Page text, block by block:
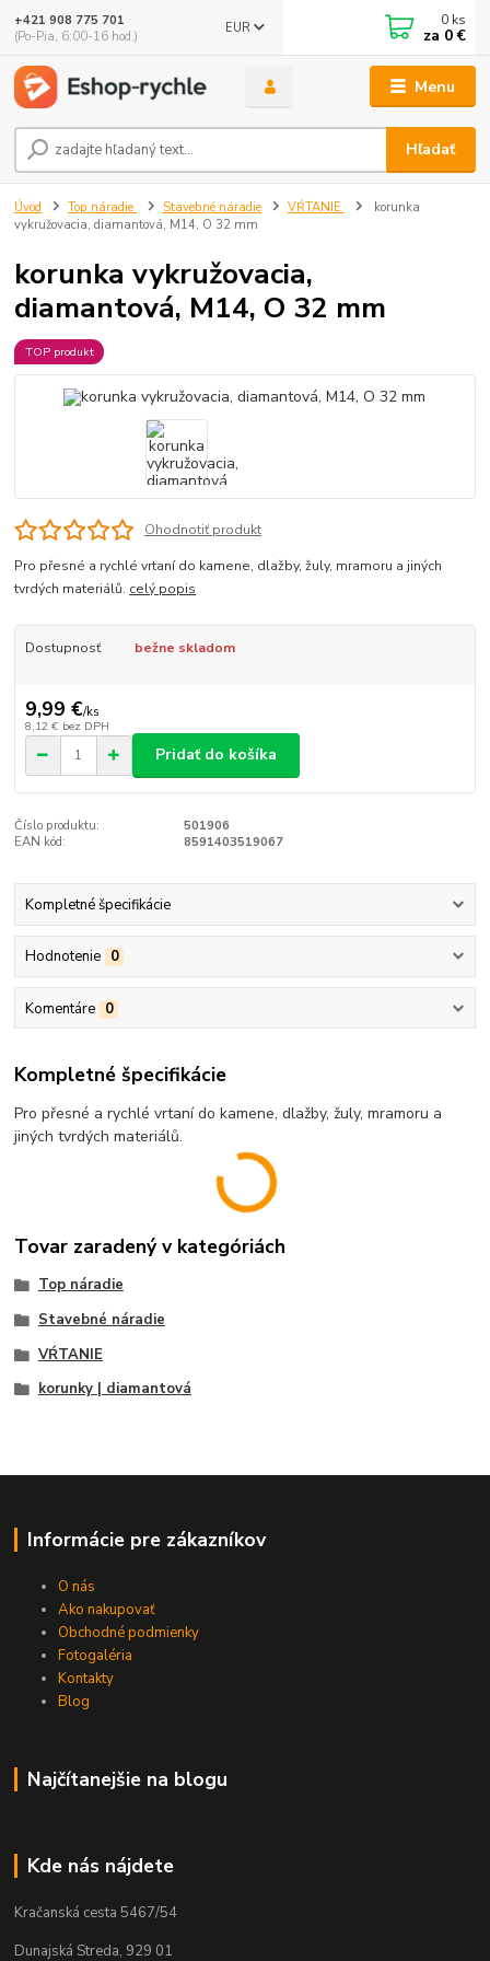
Menu
EUR
Hľadať
+421 908 775 701
(Po-Pia, 6:00-16 hod.)
0 ks
za 0 €
Úvod Top náradie Stavebné náradie VŔTANIE
korunka
vykružovacia, diamantová, M14, O 32 mm
korunka vykružovacia,
diamantová, M14, O 32 mm
TOP produkt
Ohodnotiť produkt
Pro přesné a rychlé vrtaní do kamene, dlažby, žuly, mramoru a jiných
tvrdých materiálů. celý popis
Dostupnosť bežne skladom
9,99 €/ks
8,12 € bez DPH
Pridať do košíka
Číslo produktu:
501906
EAN kód:
8591403519067
Kompletné špecifikácie
Hodnotenie 0
Komentáre 0
Kompletné špecifikácie
Pro přesné a rychlé vrtaní do kamene, dlažby, žuly, mramoru a
jiných tvrdých materiálů.
Tovar zaradený v kategóriách
Top náradie
Stavebné náradie
VŔTANIE
korunky | diamantová
Informácie pre zákazníkov
O nás
Ako nakupovať
Obchodné podmienky
Fotogaléria
Kontakty
Blog
Najčítanejšie na blogu
Kde nás nájdete
Kračanská cesta 5467/54
Dunajská Streda, 929 01